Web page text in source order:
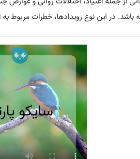
در این نوع رویدادها، خطرات مربوط